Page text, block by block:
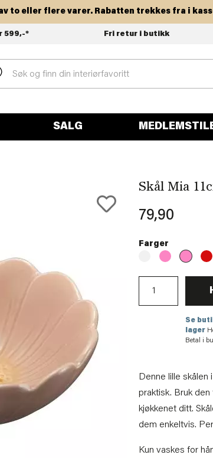
eller flere varer. Rabatten trekkes fra i kassen.
599,-* Fri retur i butikk
SALG
Skål Mia
79,90
Farger
Se
lager
Betal i
Denne lille
praktisk. Bruk den
kjøkkenet ditt.
dem enkeltvis.
Kun vaskes for